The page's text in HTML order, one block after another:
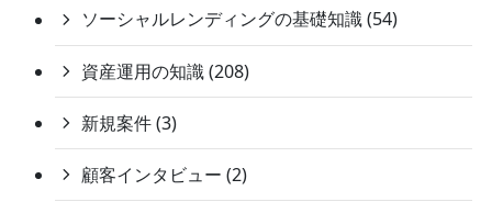
ソーシャルレンディングの基礎知識 (54)
資産運用の知識 (208)
新規案件 (3)
顧客インタビュー (2)